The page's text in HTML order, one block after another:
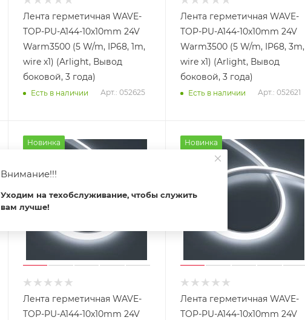
Лента герметичная WAVE-
TOP-PU-A144-10x10mm 24V
Warm3500 (5 W/m, IP68, 1m,
wire x1) (Arlight, Вывод
боковой, 3 года)
Есть в наличии Арт.: 052625
Лента герметичная WAVE-
TOP-PU-A144-10x10mm 24V
Warm3500 (5 W/m, IP68, 3m,
wire x1) (Arlight, Вывод
боковой, 3 года)
Есть в наличии Арт.: 052621
Новинка
Лента герметичная WAVE-
TOP-PU-A144-10x10mm 24V
Новинка
Лента герметичная WAVE-
TOP-PU-A144-10x10mm 24V
Внимание!!!
Уходим на техобслуживание, чтобы служить
вам лучше!